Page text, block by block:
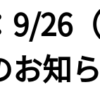
9/26
お知